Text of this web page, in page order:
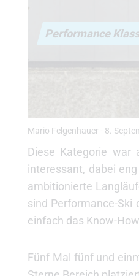
Performance
Mario Felgenhauer - 8.
Diese Kategorie war
interessant, dabei
ambitionierte
sind Performance-
einfach das Know-
Fünf Mal fünf und